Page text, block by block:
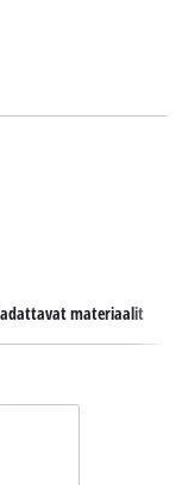
materiaalit